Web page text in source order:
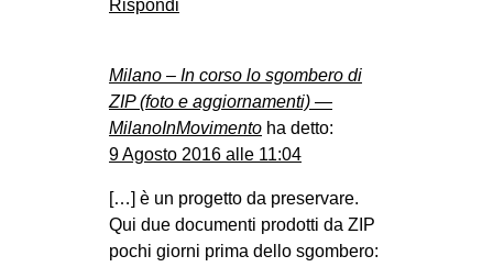
Rispondi
Milano – In corso lo sgombero di
ZIP (foto e aggiornamenti) —
MilanoInMovimento ha detto:
9 Agosto 2016 alle 11:04
[…] è un progetto da preservare.
Qui due documenti prodotti da ZIP
pochi giorni prima dello sgombero: